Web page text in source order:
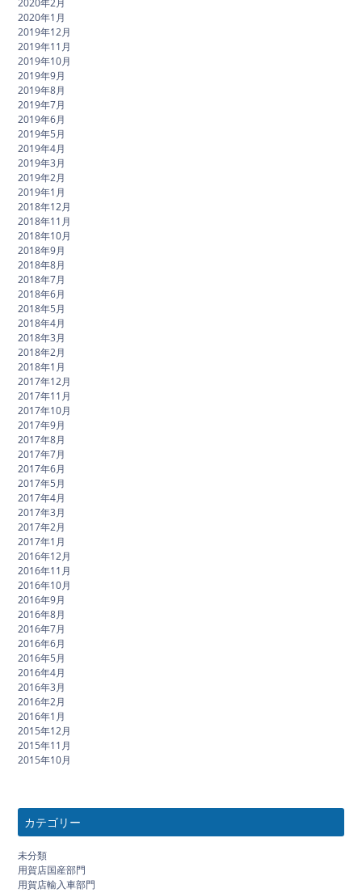
2020年2月
2020年1月
2019年12月
2019年11月
2019年10月
2019年9月
2019年8月
2019年7月
2019年6月
2019年5月
2019年4月
2019年3月
2019年2月
2019年1月
2018年12月
2018年11月
2018年10月
2018年9月
2018年8月
2018年7月
2018年6月
2018年5月
2018年4月
2018年3月
2018年2月
2018年1月
2017年12月
2017年11月
2017年10月
2017年9月
2017年8月
2017年7月
2017年6月
2017年5月
2017年4月
2017年3月
2017年2月
2017年1月
2016年12月
2016年11月
2016年10月
2016年9月
2016年8月
2016年7月
2016年6月
2016年5月
2016年4月
2016年3月
2016年2月
2016年1月
2015年12月
2015年11月
2015年10月
カテゴリー
未分類
用賀店国産部門
用賀店輸入車部門